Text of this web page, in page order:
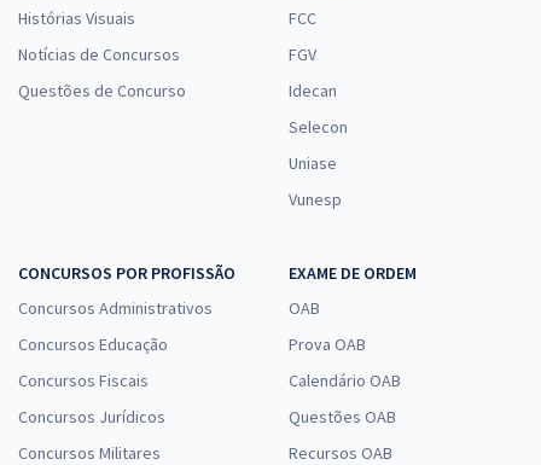
Histórias Visuais
Notícias de Concursos
Questões de Concurso
FCC
FGV
Idecan
Selecon
Uniase
Vunesp
CONCURSOS POR PROFISSÃO
Concursos Administrativos
Concursos Educação
Concursos Fiscais
Concursos Jurídicos
Concursos Militares
EXAME DE ORDEM
OAB
Prova OAB
Calendário OAB
Questões OAB
Recursos OAB